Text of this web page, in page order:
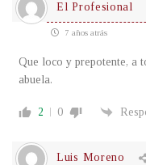
El Profesional
7 años atrás
Que loco y prepotente, a
abuela.
2 0
Luis Moreno